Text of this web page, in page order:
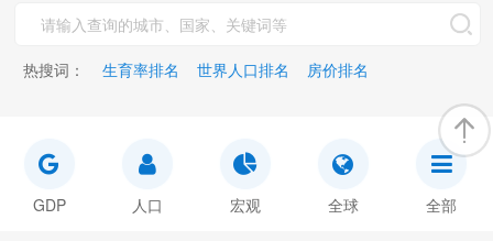
热搜词： 生育率排名 世界人口排名 房价排名
GDP 人口 宏观 全球 全部